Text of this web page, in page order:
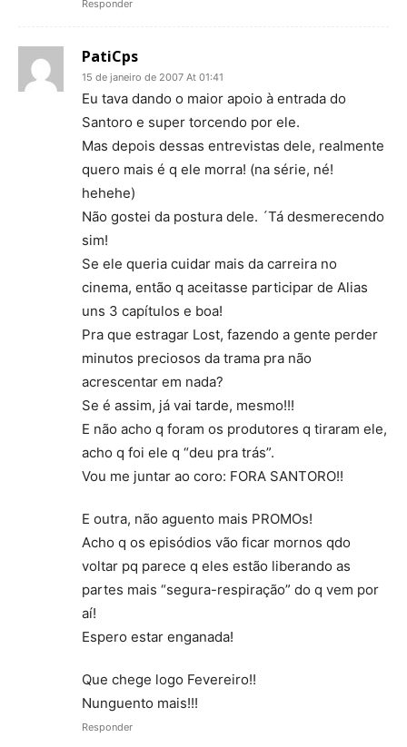
Responder
PatiCps
15 de janeiro de 2007 At 01:41
Eu tava dando o maior apoio à entrada do
Santoro e super torcendo por ele.
Mas depois dessas entrevistas dele, realmente
quero mais é q ele morra! (na série, né!
hehehe)
Não gostei da postura dele. ´Tá desmerecendo
sim!
Se ele queria cuidar mais da carreira no
cinema, então q aceitasse participar de Alias
uns 3 capítulos e boa!
Pra que estragar Lost, fazendo a gente perder
minutos preciosos da trama pra não
acrescentar em nada?
Se é assim, já vai tarde, mesmo!!!
E não acho q foram os produtores q tiraram ele,
acho q foi ele q “deu pra trás”.
Vou me juntar ao coro: FORA SANTORO!!
E outra, não aguento mais PROMOs!
Acho q os episódios vão ficar mornos qdo
voltar pq parece q eles estão liberando as
partes mais “segura-respiração” do q vem por
aí!
Espero estar enganada!
Que chege logo Fevereiro!!
Nunguento mais!!!
Responder